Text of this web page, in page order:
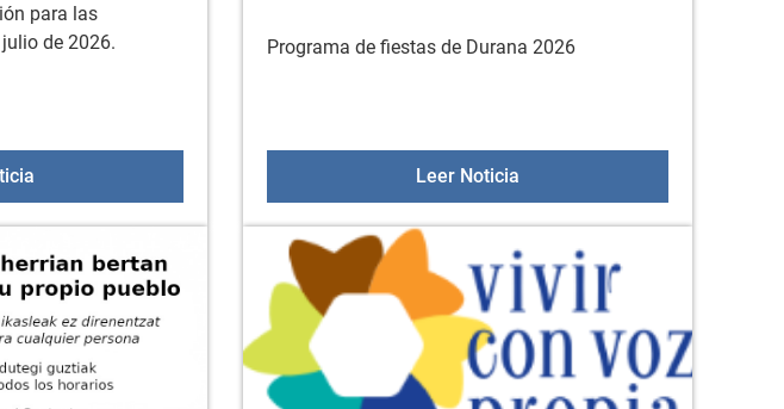
para las
de 2026.
Programa de fiestas de Durana 2026
Leer Noticia